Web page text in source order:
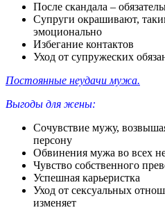
После скандала –
Супруги окрашивают,
эмоционально
Избегание контактов
Уход от супружеских
Постоянные неудачи мужа.
Выгоды для жены:
Сочувствие мужу,
персону
Обвинения мужа во всех
Чувство собственного
Успешная карьеристка
Уход от сексуальных
изменяет